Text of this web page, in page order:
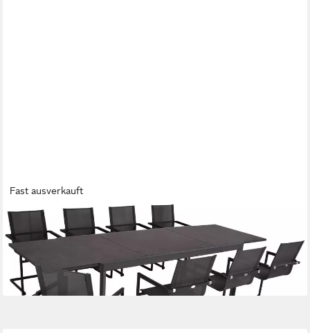
Fast ausverkauft
GARDEN PLEASURE
Garten-Essgruppe NEREA, (9-tlg), ausziehbar
2.069,00 €
-17%
lieferbar in 2 Wochen